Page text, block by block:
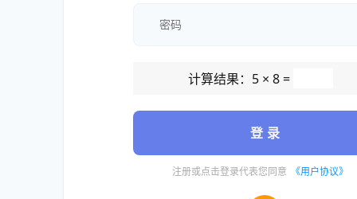
计算结果：5 × 8 =
登 录
注册或点击登录代表您同意 《用户协议》